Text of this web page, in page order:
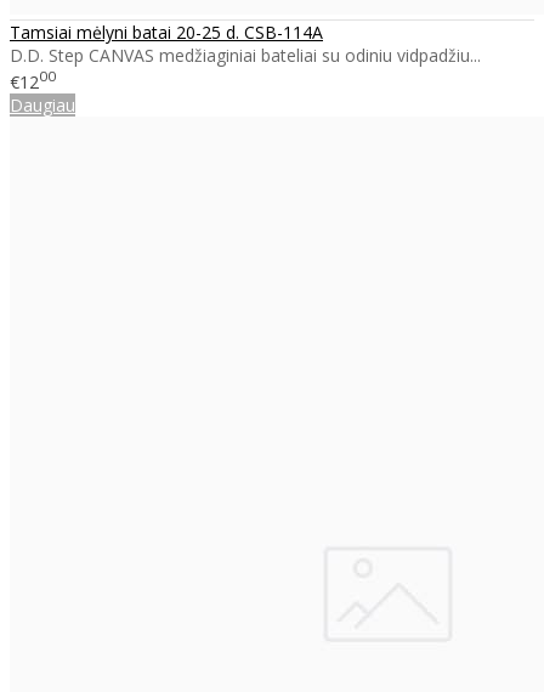
Tamsiai mėlyni batai 20-25 d. CSB-114A
D.D. Step CANVAS medžiaginiai bateliai su odiniu vidpadžiu...
€1200
Daugiau